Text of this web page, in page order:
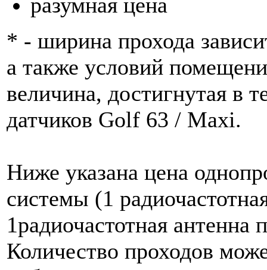
* - ширина прохода
а также условий
величина, достигнутая в
датчиков Golf 63 / Maxi.
Ниже указана цена
системы (1
1радиочастотная антенна
Количество проходов